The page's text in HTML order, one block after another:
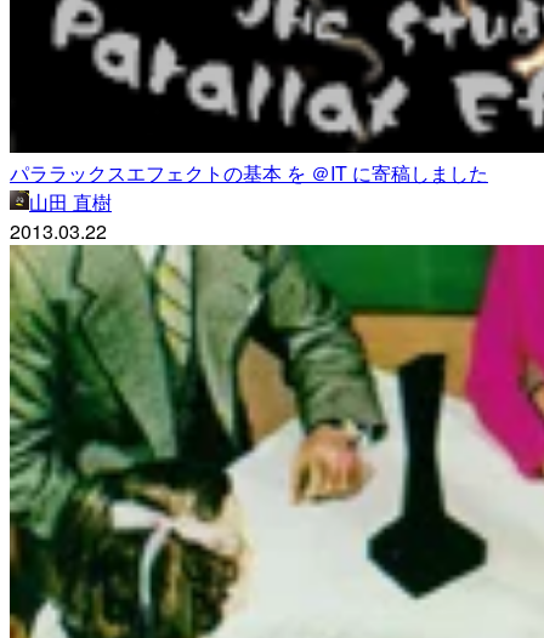
パララックスエフェクトの基本 を ＠IT に寄稿しました
山田 直樹
2013.03.22